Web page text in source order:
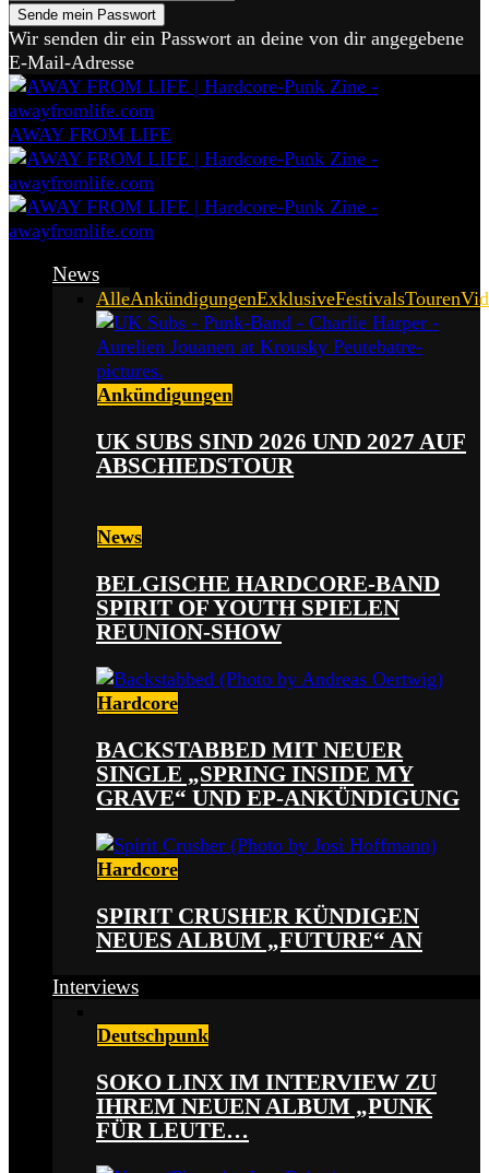
Wir senden dir ein Passwort an deine von dir angegebene
E-Mail-Adresse
AWAY FROM LIFE
News
AlleAnkündigungenExklusiveFestivalsTouren
Ankündigungen
UK SUBS SIND 2026 UND 2027 AUF
ABSCHIEDSTOUR
News
BELGISCHE HARDCORE-BAND
SPIRIT OF YOUTH SPIELEN
REUNION-SHOW
Hardcore
BACKSTABBED MIT NEUER
SINGLE „SPRING INSIDE MY
GRAVE“ UND EP-ANKÜNDIGUNG
Hardcore
SPIRIT CRUSHER KÜNDIGEN
NEUES ALBUM „FUTURE“ AN
Interviews
Deutschpunk
SOKO LINX IM INTERVIEW ZU
IHREM NEUEN ALBUM „PUNK
FÜR LEUTE…